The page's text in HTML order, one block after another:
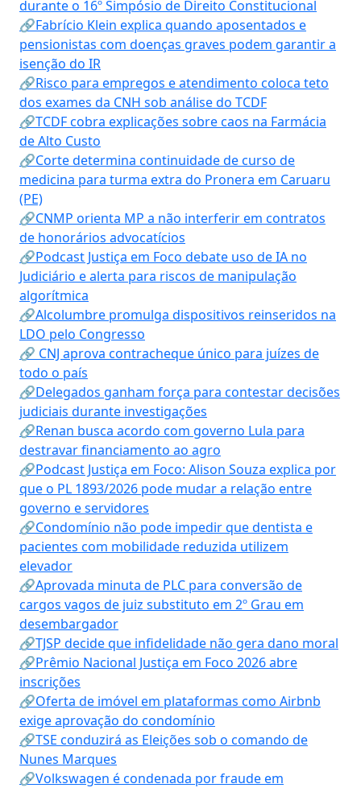
durante o 16º Simpósio de Direito Constitucional
🔗Fabrício Klein explica quando aposentados e
pensionistas com doenças graves podem garantir a
isenção do IR
🔗Risco para empregos e atendimento coloca teto
dos exames da CNH sob análise do TCDF
🔗TCDF cobra explicações sobre caos na Farmácia
de Alto Custo
🔗Corte determina continuidade de curso de
medicina para turma extra do Pronera em Caruaru
(PE)
🔗CNMP orienta MP a não interferir em contratos
de honorários advocatícios
🔗Podcast Justiça em Foco debate uso de IA no
Judiciário e alerta para riscos de manipulação
algorítmica
🔗Alcolumbre promulga dispositivos reinseridos na
LDO pelo Congresso
🔗 CNJ aprova contracheque único para juízes de
todo o país
🔗Delegados ganham força para contestar decisões
judiciais durante investigações
🔗Renan busca acordo com governo Lula para
destravar financiamento ao agro
🔗Podcast Justiça em Foco: Alison Souza explica por
que o PL 1893/2026 pode mudar a relação entre
governo e servidores
🔗Condomínio não pode impedir que dentista e
pacientes com mobilidade reduzida utilizem
elevador
🔗Aprovada minuta de PLC para conversão de
cargos vagos de juiz substituto em 2º Grau em
desembargador
🔗TJSP decide que infidelidade não gera dano moral
🔗Prêmio Nacional Justiça em Foco 2026 abre
inscrições
🔗Oferta de imóvel em plataformas como Airbnb
exige aprovação do condomínio
🔗TSE conduzirá as Eleições sob o comando de
Nunes Marques
🔗Volkswagen é condenada por fraude em